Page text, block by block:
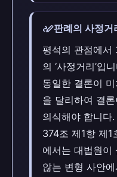
stylus_note판례의 사정
평석의 관점에서
의 ‘사정거리’입
동일한 결론이
을 달리하여 결
의식해야 합니다
374조 제1항 제
에서는 대법원이
않는 변형 사안